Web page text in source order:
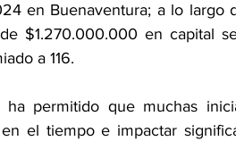
en Buenaventura; a lo largo
$1.270.000.000 en capital
a 116.
ha permitido que muchas
el tiempo e impactar